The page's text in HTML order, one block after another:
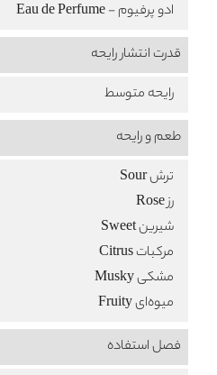
ادو پرفیوم - Eau de Perfume
قدرت انتشار رایحه
رایحه متوسط
طعم‌ و رایحه
ترش Sour
رز Rose
شیرین Sweet
مرکبات Citrus
مشکی Musky
میوه‌ای Fruity
فصل استفاده